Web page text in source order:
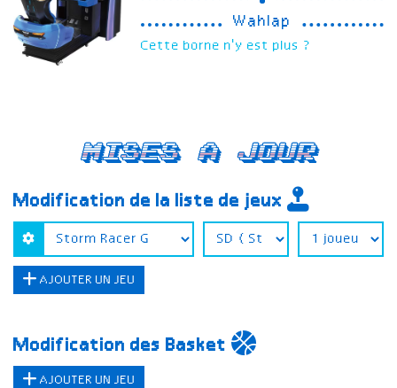
Wahlap
Cette borne n'y est plus ?
Mises a jour
Modification de la liste de jeux
AJOUTER UN JEU
Modification des Basket
AJOUTER UN JEU